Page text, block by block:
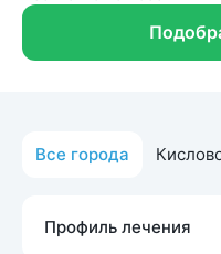
Все города
Профиль лечения